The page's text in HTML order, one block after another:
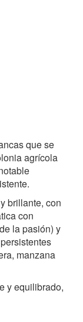
que se
agrícola
brillante, con
con
la pasión) y
manzana
y equilibrado,